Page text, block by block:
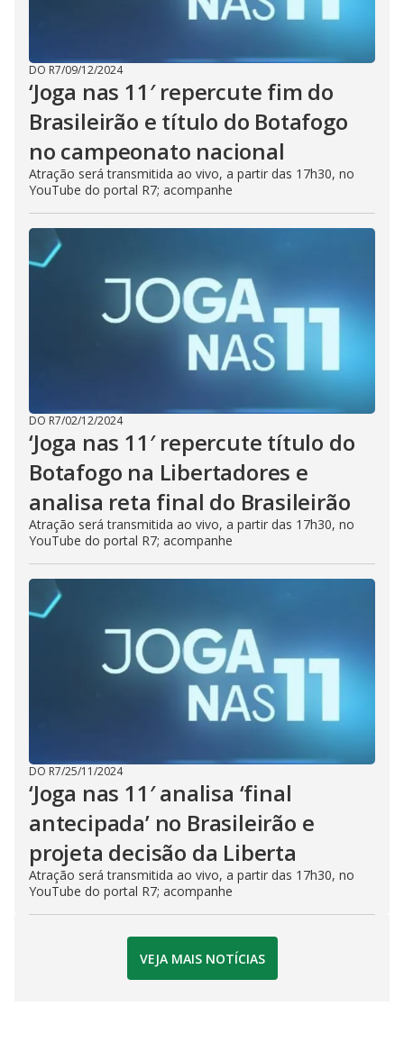
DO R7/09/12/2024
‘Joga nas 11′ repercute fim do
Brasileirão e título do Botafogo
no campeonato nacional
Atração será transmitida ao vivo, a partir das 17h30, no
YouTube do portal R7; acompanhe
DO R7/02/12/2024
‘Joga nas 11′ repercute título do
Botafogo na Libertadores e
analisa reta final do Brasileirão
Atração será transmitida ao vivo, a partir das 17h30, no
YouTube do portal R7; acompanhe
DO R7/25/11/2024
‘Joga nas 11′ analisa ‘final
antecipada’ no Brasileirão e
projeta decisão da Liberta
Atração será transmitida ao vivo, a partir das 17h30, no
YouTube do portal R7; acompanhe
VEJA MAIS NOTÍCIAS